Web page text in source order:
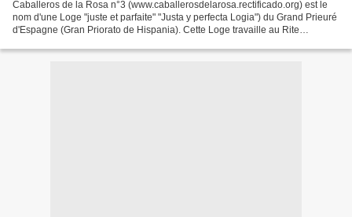
Caballeros de la Rosa n°3 (www.caballerosdelarosa.rectificado.org) est le
nom d'une Loge "juste et parfaite" "Justa y perfecta Logia") du Grand Prieuré
d'Espagne (Gran Priorato de Hispania). Cette Loge travaille au Rite